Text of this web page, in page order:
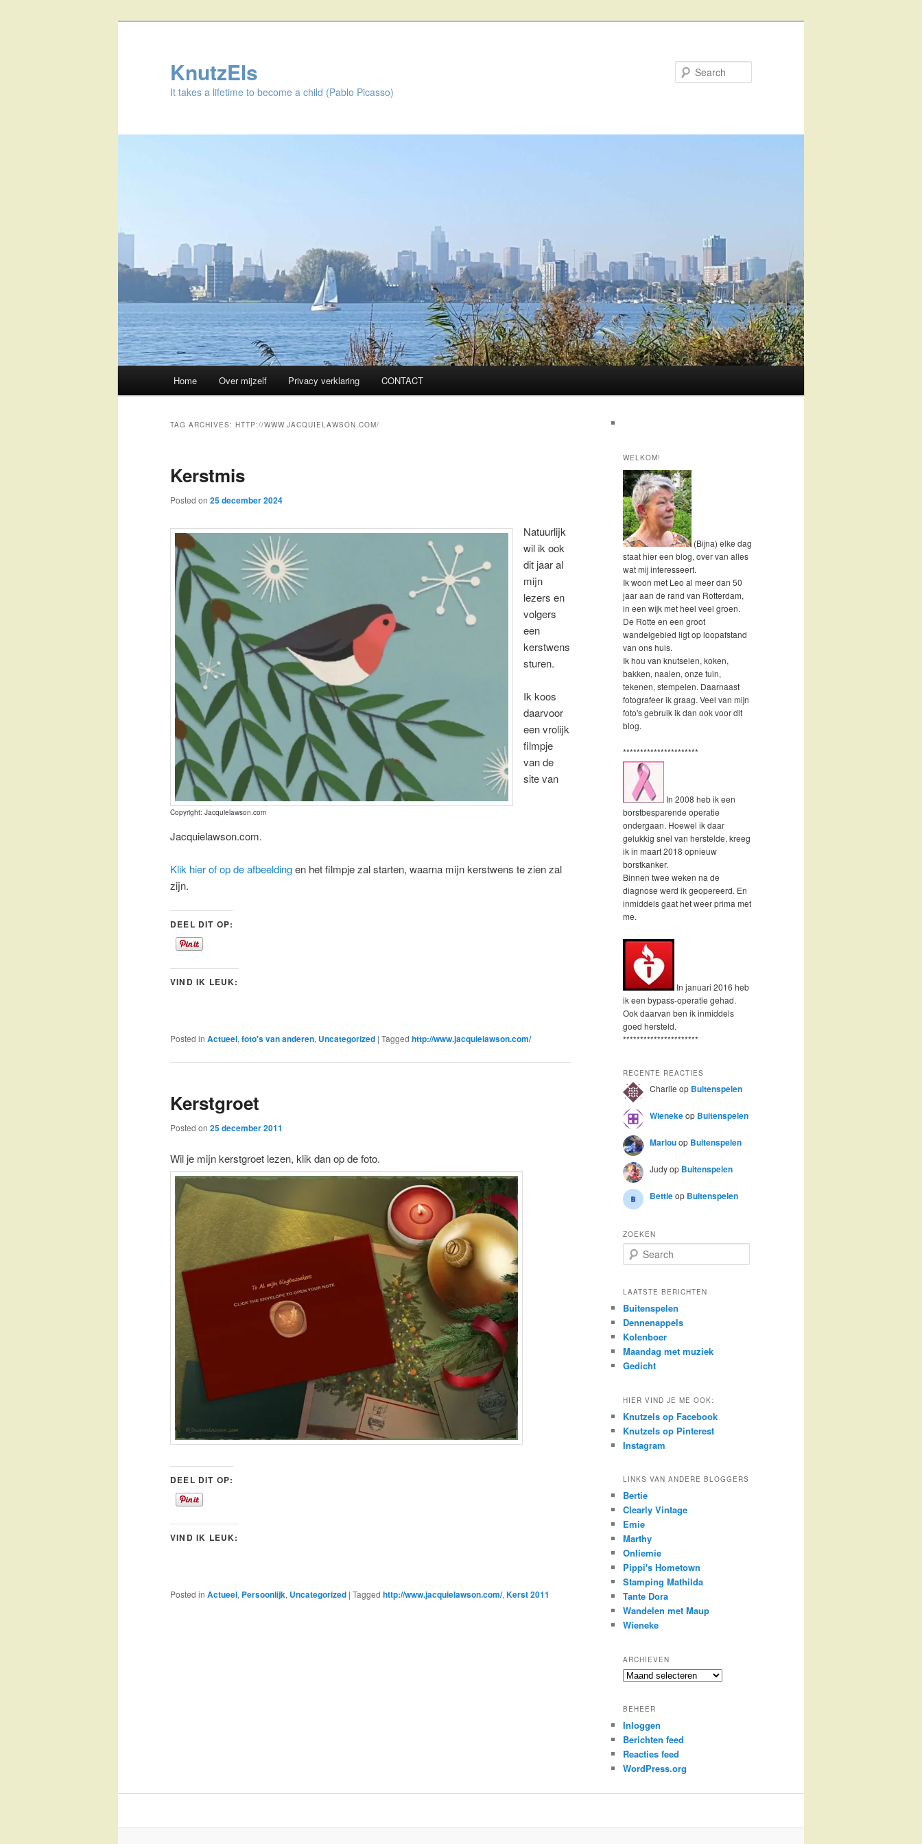
KnutzEls
It takes a lifetime to become a child (Pablo Picasso)
Skip
content
Skip
content
Home Over mijzelf Privacy verklaring CONTACT
TAG ARCHIVES: HTTP://WWW.JACQUIELAWSON.COM/
Kerstmis
Posted on 25 december 2024
Copyright: Jacquielawson.com
Natuurlijk
wil ik ook
dit jaar al
mijn
lezers en
volgers
een
kerstwens
sturen.
Ik koos
daarvoor
een vrolijk
filmpje
van de
site van
Jacquielawson.com.
Klik hier of op de afbeeldingen het filmpje zal starten, waarna mijn kerstwens te zien zal
zijn.
DEEL DIT OP:
VIND IK LEUK:
Posted in Actueel, foto's van anderen, Uncategorized | Tagged http://www.jacquielawson.com/
Kerstgroet
Posted on 25 december 2011
Wil je mijn kerstgroet lezen, klik dan op de foto.
DEEL DIT OP:
VIND IK LEUK:
Posted in Actueel, Persoonlijk, Uncategorized | Tagged http://www.jacquielawson.com/, Kerst 2011
WELKOM!
(Bijna) elke dag
staat hier een blog, over van alles
wat mij interesseert.
Ik woon met Leo al meer dan 50
jaar aan de rand van Rotterdam,
in een wijk met heel veel groen.
De Rotte en een groot
wandelgebied ligt op loopafstand
van ons huis.
Ik hou van knutselen, koken,
bakken, naaien, onze tuin,
tekenen, stempelen. Daarnaast
fotografeer ik graag. Veel van mijn
foto's gebruik ik dan ook voor dit
blog.
**********************
In 2008 heb ik een
borstbesparende operatie
ondergaan. Hoewel ik daar
gelukkig snel van herstelde, kreeg
ik in maart 2018 opnieuw
borstkanker.
Binnen twee weken na de
diagnose werd ik geopereerd. En
inmiddels gaat het weer prima met
me.
In januari 2016 heb
ik een bypass-operatie gehad.
Ook daarvan ben ik inmiddels
goed hersteld.
**********************
RECENTE REACTIES
Charlie op Buitenspelen
Wienekeop Buitenspelen
Marlouop Buitenspelen
Judyop Buitenspelen
Bettieop Buitenspelen
ZOEKEN
e
r
h
LAATSTE BERICHTEN
Buitenspelen
Dennenappels
Kolenboer
Maandag met muziek
Gedicht
HIER VIND JE ME OOK:
Knutzels op Facebook
Knutzels op Pinterest
Instagram
LINKS VAN ANDERE BLOGGERS
Bertie
Clearly Vintage
Emie
Marthy
Onliemie
Pippi's Hometown
Stamping Mathilda
Tante Dora
Wandelen met Maup
Wieneke
ARCHIEVEN
Archieven
BEHEER
Inloggen
Berichten feed
Reacties feed
WordPress.org